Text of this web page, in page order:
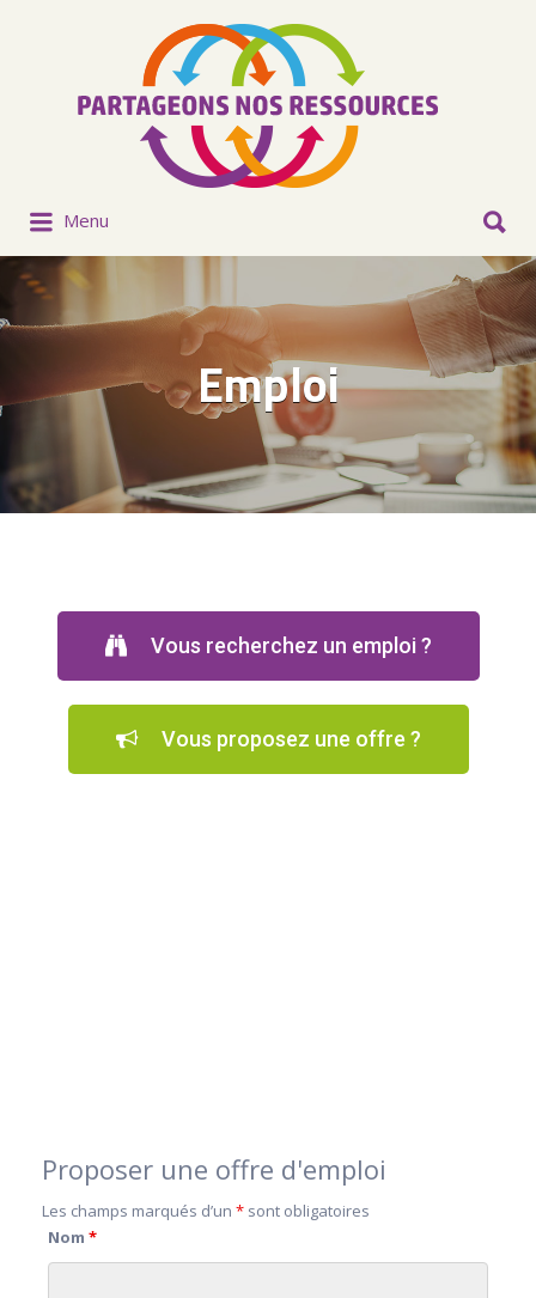
Menu
Emploi
Vous recherchez un emploi ?
Vous proposez une offre ?
Proposer une offre d'emploi
Les champs marqués d’un * sont obligatoires
Nom *